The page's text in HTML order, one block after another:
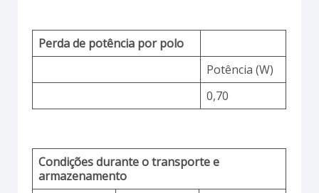
Perda de potência por polo
Potência (W)
0,70
Condições durante o transporte e
armazenamento